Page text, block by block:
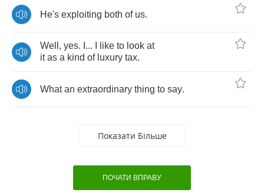
He's exploiting both of us.
Well , yes. ... like to look at
it as a kind of luxury tax.
What an extraordinary thing to say.
Показати Більше
ПОЧАТИ ВПРАВУ